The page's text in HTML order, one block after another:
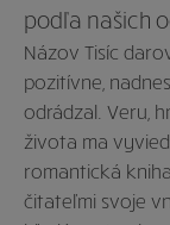
podľa našich
Názov Tisíc
pozitívne,
odrádzal. Veru,
života ma
romantická
čitateľmi svoje